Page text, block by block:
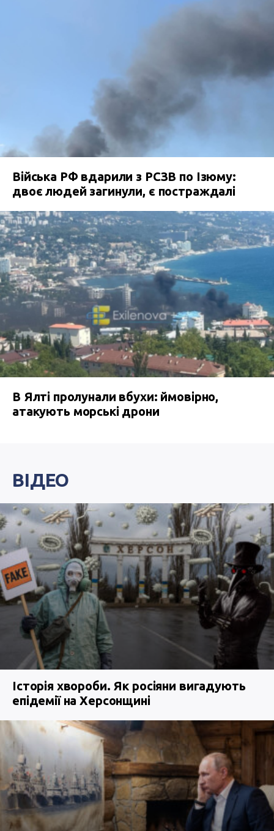
Війська РФ вдарили з РСЗВ по Ізюму:
двоє людей загинули, є постраждалі
В Ялті пролунали вбухи: ймовірно,
атакують морські дрони
ВІДЕО
Історія хвороби. Як росіяни вигадують
епідемії на Херсонщині